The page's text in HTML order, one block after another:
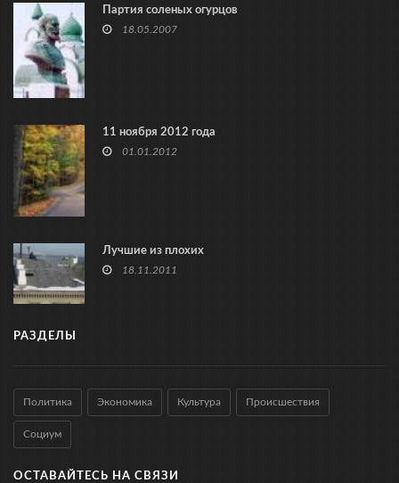
Партия соленых огурцов
18.05.2007
11 ноября 2012 года
01.01.2012
Лучшие из плохих
18.11.2011
РАЗДЕЛЫ
Политика Экономика Культура Происшествия
Социум
ОСТАВАЙТЕСЬ НА СВЯЗИ